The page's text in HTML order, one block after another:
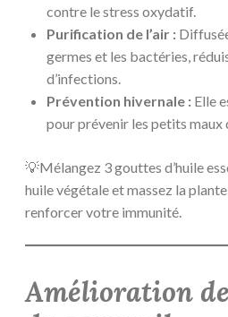
contre le stress oxydatif.
Purification de l’air :
germes et les bactéries,
d’infections.
Prévention hivernale : Elle
pour prévenir les petits maux
💡Mélangez 3 gouttes d’huile
huile végétale et massez la
renforcer votre immunité.
Amélioration